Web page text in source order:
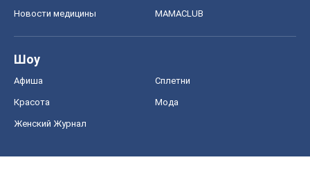
Новости медицины MAMACLUB
Шоу
Афиша Сплетни
Красота Мода
Женский Журнал